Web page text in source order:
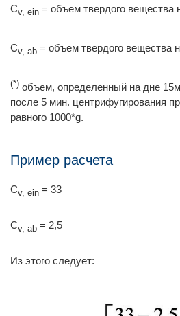
Cv, ein = объем твердого вещества
Cv, ab = объем твердого вещества
(*) объем, определенный на дне
после 5 мин. центрифугирования
равного 1000*g.
Пример расчета
Cv, ein = 33
Cv, ab = 2,5
Из этого следует: